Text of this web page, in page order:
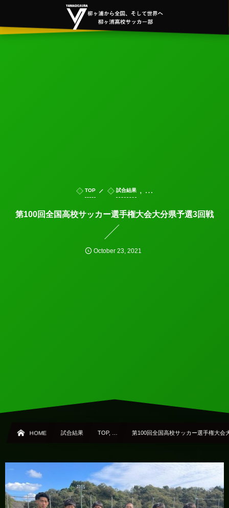
TOP 試合結果 , …
第100回全国高校サッカー選手権大会大分県予選3回戦
October 23,2021
HOME 試合結果 TOP, … 第100回全国高校サッカー選手権大会